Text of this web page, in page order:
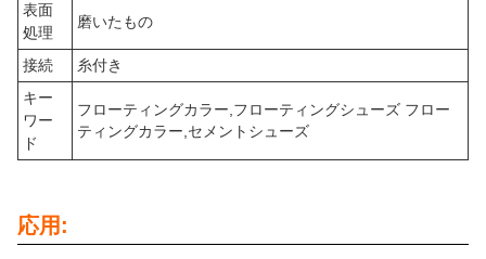
表面
処理
磨いたもの
接続
糸付き
キー
ワー
ド
フローティングカラー,フローティングシューズ フロー
ティングカラー,セメントシューズ
応用: